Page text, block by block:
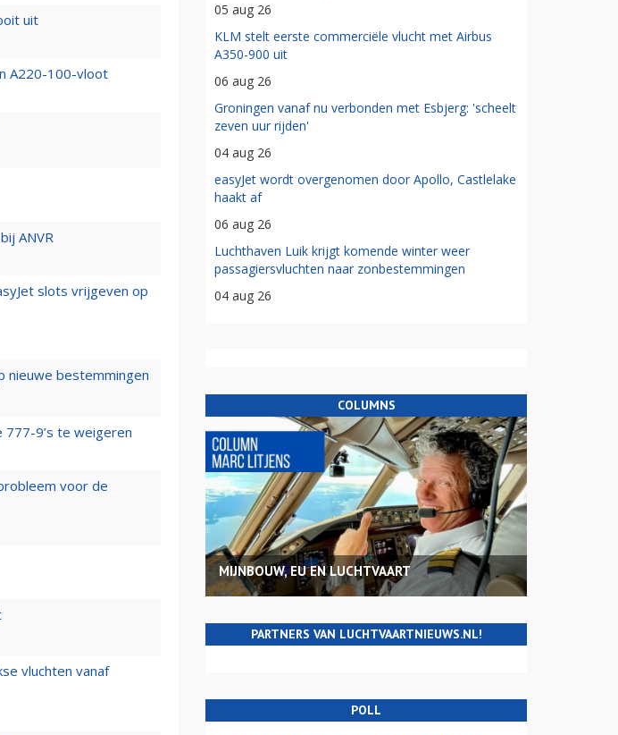
uit
A220-100-vloot
ANVR
slots vrijgeven op
nieuwe bestemmingen
9’s te weigeren
voor de
vluchten vanaf
05 aug 26
KLM stelt eerste commerciële vlucht met Airbus
A350-900 uit
06 aug 26
Groningen vanaf nu verbonden met Esbjerg: 'scheelt
zeven uur rijden'
04 aug 26
easyJet wordt overgenomen door Apollo, Castlelake
haakt af
06 aug 26
Luchthaven Luik krijgt komende winter weer
passagiersvluchten naar zonbestemmingen
04 aug 26
COLUMNS
MIJNBOUW, EU EN LUCHTVAART
PARTNERS VAN LUCHTVAARTNIEUWS.NL!
POLL